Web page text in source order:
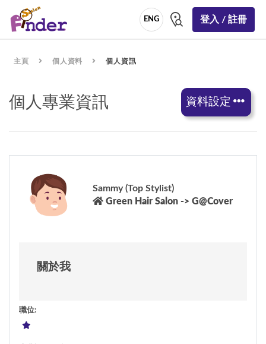
ENG 登入 / 註冊
主頁 個人資料 個人資訊
個人專業資訊 資料設定
Sammy (Top Stylist)
Green Hair Salon -> G@Cover
關於我
職位: